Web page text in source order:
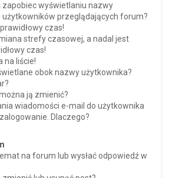
zapobiec wyświetlaniu nazwy
użytkowników przeglądających forum?
czas!
strefy czasowej, a nadal jest
czas!
na liście!
obok nazwy użytkownika?
ją zmienić?
wiadomości e-mail do użytkownika
Dlaczego?
na forum lub wysłać odpowiedź w